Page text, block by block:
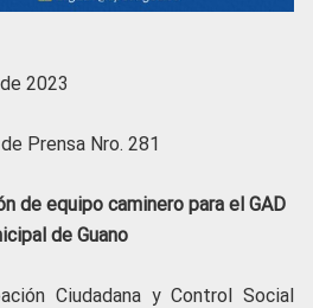
2023
Prensa Nro. 281
de equipo caminero para el GAD
de Guano
Ciudadana y Control Social